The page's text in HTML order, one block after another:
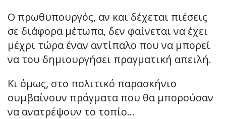
Ο πρωθυπουργός, αν και δέχεται πιέσεις
σε διάφορα μέτωπα, δεν φαίνεται να έχει
μέχρι τώρα έναν αντίπαλο που να μπορεί
να του δημιουργήσει πραγματική απειλή.
Κι όμως, στο πολιτικό παρασκήνιο
συμβαίνουν πράγματα που θα μπορούσαν
να ανατρέψουν το τοπίο…